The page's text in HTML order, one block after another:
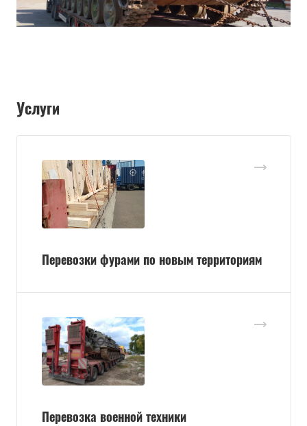
Услуги
Перевозки фурами по новым территориям
Перевозка военной техники